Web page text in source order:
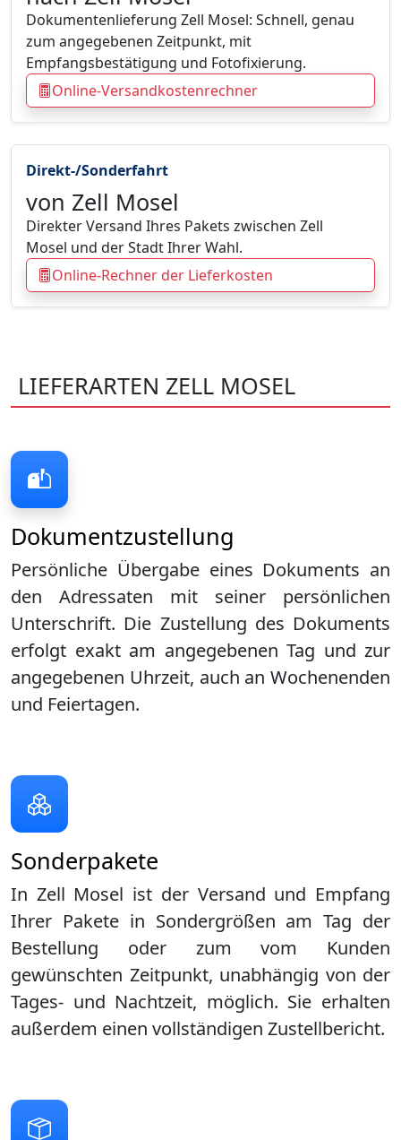
Direkt-/Sonderfahrt
von Zell Mosel
Direkter Versand Ihres Pakets zwischen Zell
Mosel und der Stadt Ihrer Wahl.
Online-Rechner der Lieferkosten
Dokumentenlieferung Zell Mosel: Schnell, genau
zum angegebenen Zeitpunkt, mit
Empfangsbestätigung und Fotofixierung.
Online-Versandkostenrechner
LIEFERARTEN ZELL MOSEL
Dokumentzustellung
Persönliche Übergabe eines Dokuments an
den Adressaten mit seiner persönlichen
Unterschrift. Die Zustellung des Dokuments
erfolgt exakt am angegebenen Tag und zur
angegebenen Uhrzeit, auch an Wochenenden
und Feiertagen.
Sonderpakete
In Zell Mosel ist der Versand und Empfang
Ihrer Pakete in Sondergrößen am Tag der
Bestellung oder zum vom Kunden
gewünschten Zeitpunkt, unabhängig von der
Tages- und Nachtzeit, möglich. Sie erhalten
außerdem einen vollständigen Zustellbericht.